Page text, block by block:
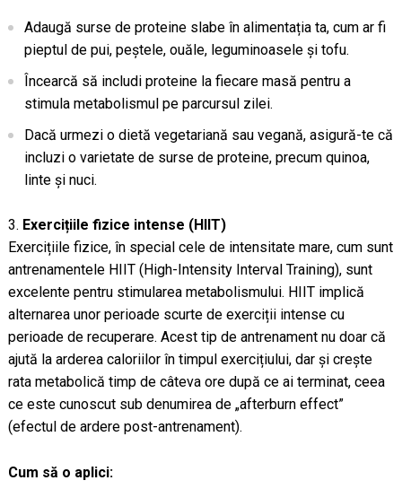
Adaugă surse de proteine slabe în alimentația ta, cum ar fi
pieptul de pui, peștele, ouăle, leguminoasele și tofu.
Încearcă să includi proteine la fiecare masă pentru a
stimula metabolismul pe parcursul zilei.
Dacă urmezi o dietă vegetariană sau vegană, asigură-te că
incluzi o varietate de surse de proteine, precum quinoa,
linte și nuci.
Exercițiile fizice intense (HIIT)
Exercițiile fizice, în special cele de intensitate mare, cum sunt
antrenamentele HIIT (High-Intensity Interval Training), sunt
excelente pentru stimularea metabolismului. HIIT implică
alternarea unor perioade scurte de exerciții intense cu
perioade de recuperare. Acest tip de antrenament nu doar că
ajută la arderea caloriilor în timpul exercițiului, dar și crește
rata metabolică timp de câteva ore după ce ai terminat, ceea
ce este cunoscut sub denumirea de „afterburn effect”
(efectul de ardere post-antrenament).
Cum să o aplici: